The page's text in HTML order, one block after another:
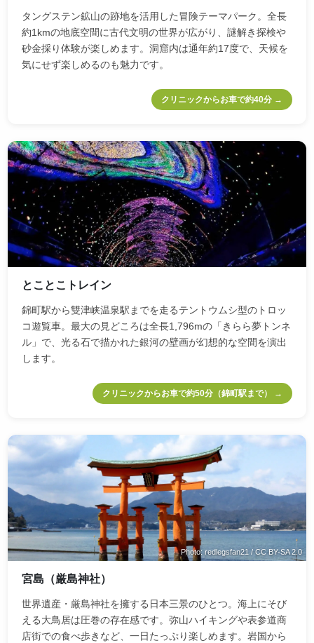
タングステン鉱山の跡地を活用した冒険テーマパーク。全長
約1kmの地底空間に古代文明の世界が広がり、謎解き探検や
砂金採り体験が楽しめます。洞窟内は通年約17度で、天候を
気にせず楽しめるのも魅力です。
クリニックからお車で約40分 →
とことこトレイン
錦町駅から雙津峡温泉駅までを走るテントウムシ型のトロッ
コ遊覧車。最大の見どころは全長1,796mの「きらら夢トンネ
ル」で、光る石で描かれた銀河の壁画が幻想的な空間を演出
します。
クリニックからお車で約50分（錦町駅まで） →
Photo: redlegsfan21 / CC BY-SA 2.0
宮島（厳島神社）
世界遺産・厳島神社を擁する日本三景のひとつ。海上にそび
える大鳥居は圧巻の存在感です。弥山ハイキングや表参道商
店街での食べ歩きなど、一日たっぷり楽しめます。岩国から